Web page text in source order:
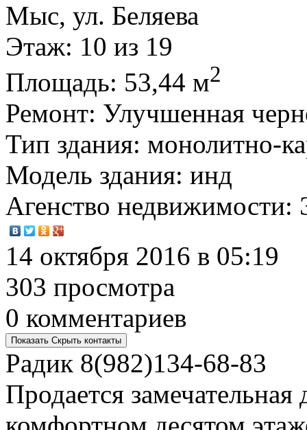
Мыс, ул. Беляева
Этаж: 10 из 19
Площадь: 53,44 м2
Ремонт: Улучшенная
Тип здания: монолитно-
Модель здания: инд
Агенство недвижимости:
14 октября 2016 в 05:19
303 просмотра
0 комментариев
Показать Скрыть контакты
Радик 8(982)134-68-83
Продается